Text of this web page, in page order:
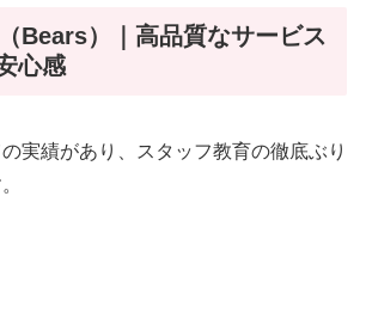
Bears）｜高品質なサービス
心感
実績があり、スタッフ教育の徹底ぶり